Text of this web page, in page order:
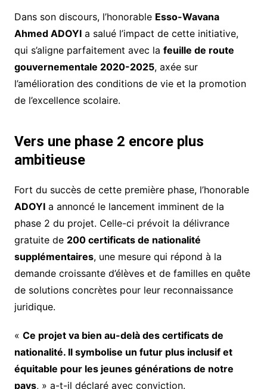
Dans son discours, l’honorable Esso-Wavana
Ahmed ADOYIa salué l’impact de cette initiative,
qui s’aligne parfaitement avec la feuille de route
gouvernementale 2020-2025, axée sur
l’amélioration des conditions de vie et la promotion
de l’excellence scolaire.
Vers une phase 2 encore plus
ambitieuse
Fort du succès de cette première phase, l’honorable
ADOYIa annoncé le lancement imminent de la
phase 2 du projet. Celle-ci prévoit la délivrance
gratuite de 200 certificats de nationalité
supplémentaires, une mesure qui répond à la
demande croissante d’élèves et de familles en quête
de solutions concrètes pour leur reconnaissance
juridique.
« Ce projet va bien au-delà des certificats de
nationalité. Il symbolise un futur plus inclusif et
équitable pour les jeunes générations de notre
pays, » a-t-il déclaré avec conviction.